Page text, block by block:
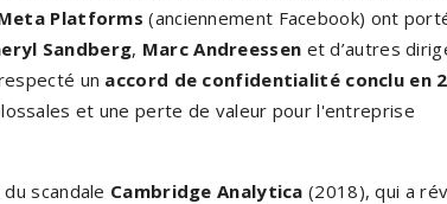
Platforms (anciennement Facebook) ont
Sandberg, Marc Andreessen et d’autres
un accord de confidentialité conclu en
et une perte de valeur pour l'entreprise
scandale Cambridge Analytica (2018), qui a